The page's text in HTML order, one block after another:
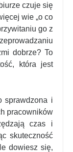
czuje się
wie „o co
go z
dobrze? To
która jest
sprawdzona i
pracowników
czas i
skuteczność
dowiesz się,